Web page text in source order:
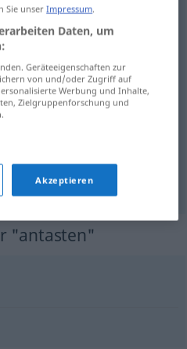
"antasten"
Sie unserImpressum.
Daten, um
Geräteeigenschaften zur
von und/oder Zugriff auf
Werbung und Inhalte,
Zielgruppenforschung und
Akzeptieren